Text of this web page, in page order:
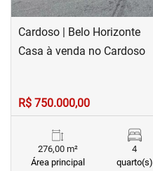
Cardoso | Belo Horizonte
Casa à venda no Cardoso
R$ 750.000,00
276,00 m²
Área principal
4
quarto(s)